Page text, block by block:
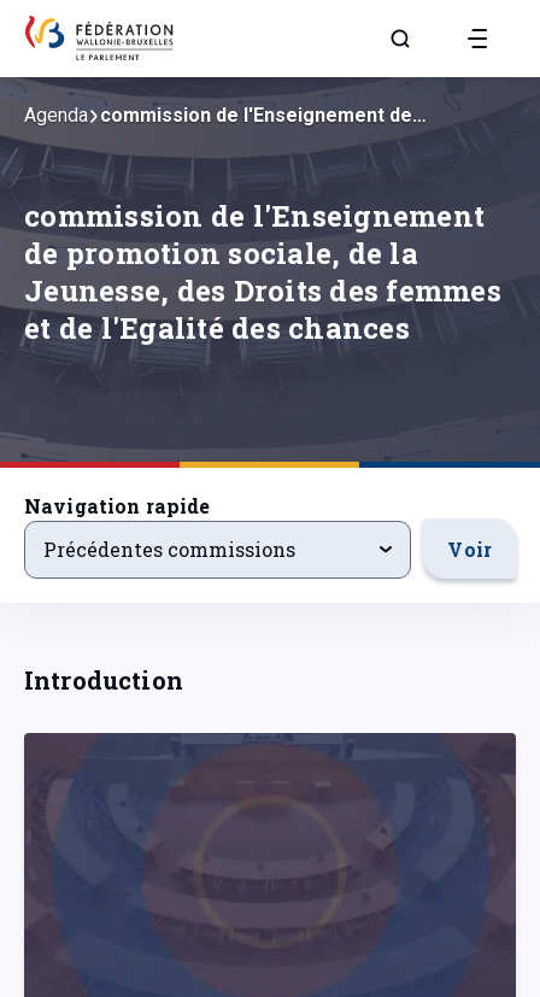
Aller à la page
commission de l'Enseignement
de promotion sociale, de la
Jeunesse, des Droits des femmes
et de l'Egalité des chances
Agenda commission de l'Enseignement de…
Navigation rapide
precedentsevenements
Précédentes commissions Voir
Introduction